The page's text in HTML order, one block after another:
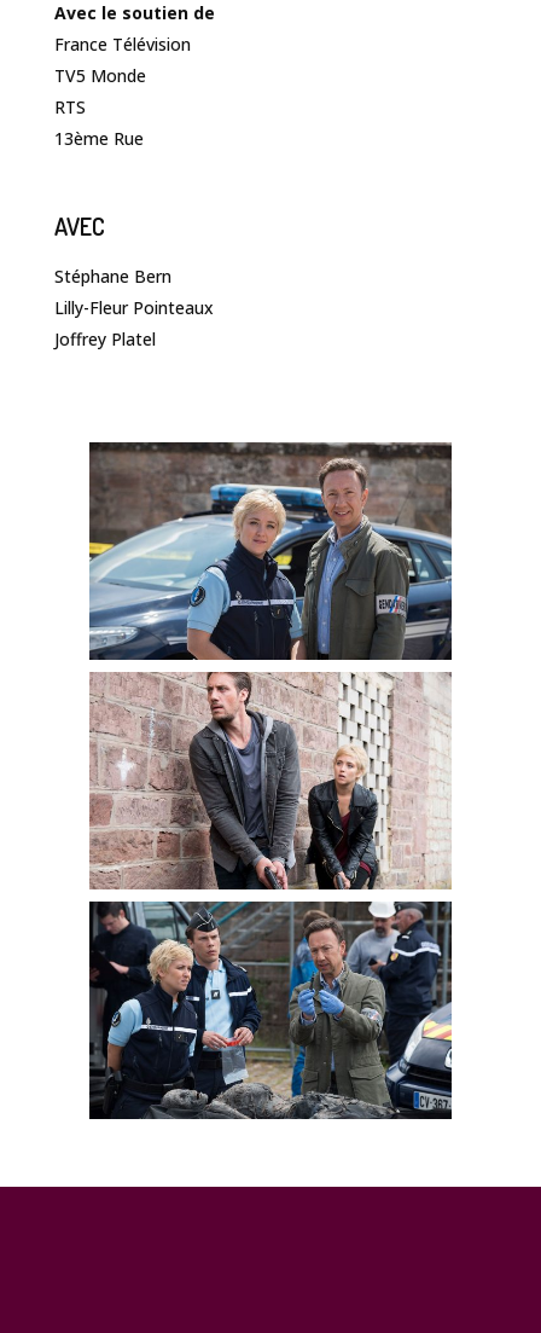
Avec le soutien de
France Télévision
TV5 Monde
RTS
13ème Rue
AVEC
Stéphane Bern
Lilly-Fleur Pointeaux
Joffrey Platel